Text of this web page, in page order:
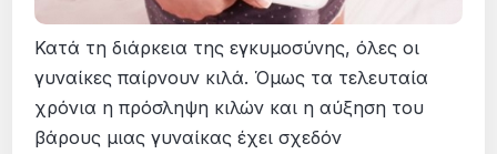
Κατά τη διάρκεια της εγκυμοσύνης, όλες οι
γυναίκες παίρνουν κιλά. Όμως τα τελευταία
χρόνια η πρόσληψη κιλών και η αύξηση του
βάρους μιας γυναίκας έχει σχεδόν